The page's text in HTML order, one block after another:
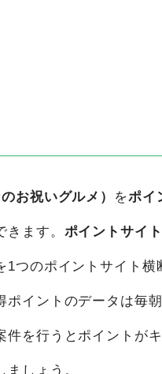
お祝いグルメ）を ポ
きます。 ポイントサイ
1つのポイントサイト横